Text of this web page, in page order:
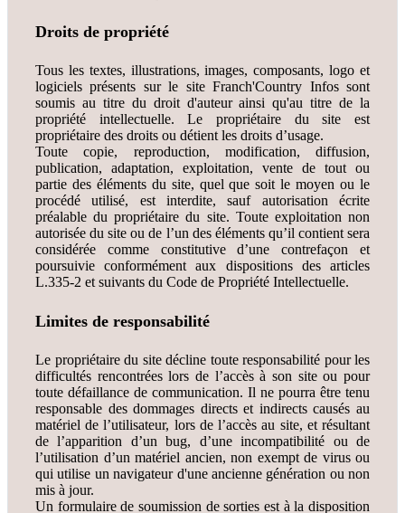
Droits de propriété
Tous les textes, illustrations, images, composants, logo et
logiciels présents sur le site Franch'Country Infos sont
soumis au titre du droit d'auteur ainsi qu'au titre de la
propriété intellectuelle. Le propriétaire du site est
propriétaire des droits ou détient les droits d’usage.
Toute copie, reproduction, modification, diffusion,
publication, adaptation, exploitation, vente de tout ou
partie des éléments du site, quel que soit le moyen ou le
procédé utilisé, est interdite, sauf autorisation écrite
préalable du propriétaire du site. Toute exploitation non
autorisée du site ou de l’un des éléments qu’il contient sera
considérée comme constitutive d’une contrefaçon et
poursuivie conformément aux dispositions des articles
L.335-2 et suivants du Code de Propriété Intellectuelle.
Limites de responsabilité
Le propriétaire du site décline toute responsabilité pour les
difficultés rencontrées lors de l’accès à son site ou pour
toute défaillance de communication. Il ne pourra être tenu
responsable des dommages directs et indirects causés au
matériel de l’utilisateur, lors de l’accès au site, et résultant
de l’apparition d’un bug, d’une incompatibilité ou de
l’utilisation d’un matériel ancien, non exempt de virus ou
qui utilise un navigateur d'une ancienne génération ou non
mis à jour.
Un formulaire de soumission de sorties est à la disposition